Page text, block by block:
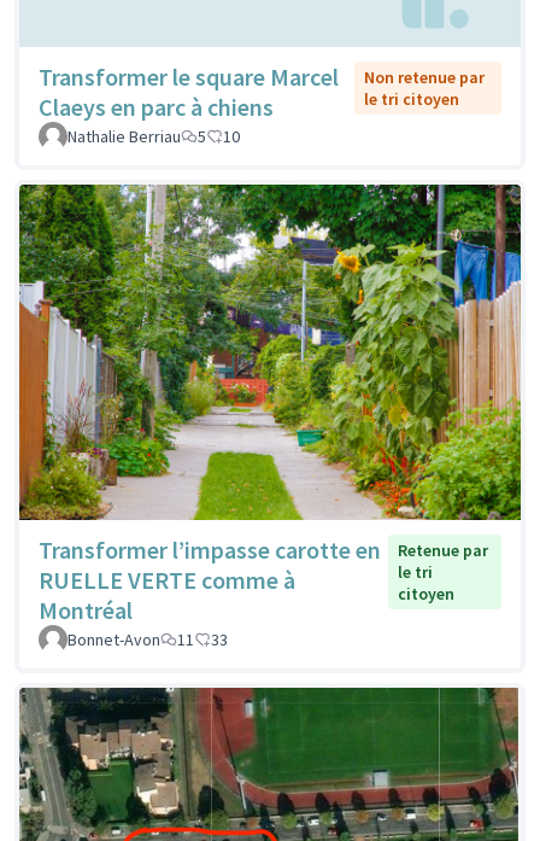
Transformer le square Marcel
Claeys en parc à chiens
Non retenue par
le tri citoyen
Nathalie Berriau
5 10
Transformer l’impasse carotte en
RUELLE VERTE comme à
Montréal
Retenue par
le tri
citoyen
Bonnet-Avon 11 33